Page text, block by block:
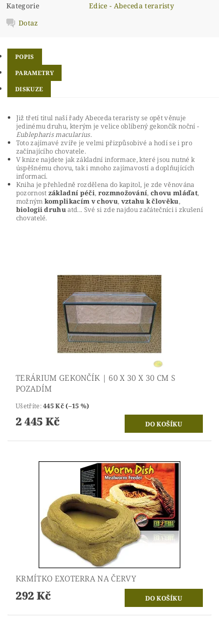
Kategorie
Edice - Abeceda teraristy
Dotaz
POPIS
PARAMETRY
DISKUZE
Již třetí titul naší řady Abeceda teraristy se opět věnuje
jedinému druhu, kterým je velice oblíbený gekončík noční -
Eublepharis macularius.
Toto zajímavé zvíře je velmi přizpůsobivé a hodí se i pro
začínajícího chovatele.
V knize najdete jak základní informace, které jsou nutné k
úspěšnému chovu, tak i mnoho zajímavostí a doplňujících
informací.
Kniha je přehledně rozdělena do kapitol, je zde věnována
pozornost základní péči, rozmnožování,chovu mláďat,
možným komplikacím v chovu, vztahu k člověku,
biologii druhuatd... Své si zde najdou začátečníci i zkušení
chovatelé.
TERÁRIUM GEKONČÍK | 60 X 30 X 30 CM S
POZADÍM
Ušetříte:445 Kč (–15 %)
2 445 Kč
KRMÍTKO EXOTERRA NA ČERVY
292 Kč